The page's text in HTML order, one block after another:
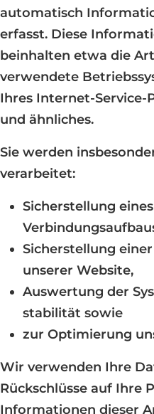
automatisch
erfasst. Diese
beinhalten etwa die
verwendete
Ihres Internet-Service-
und ähnliches.
Sie werden
verarbeitet:
Sicherstellung
Sicherstellung
unserer Website,
Auswertung der
stabilität sowie
zur Optimierung
Wir verwenden Ihre
Rückschlüsse auf Ihre
Informationen dieser